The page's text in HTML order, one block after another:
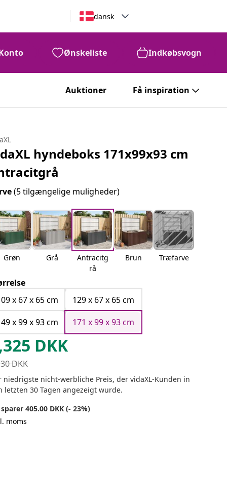
dansk
Ønskeliste Indkøbsvogn
Auktioner Få inspiration
hyndeboks 171x99x93 cm
(5 tilgængelige muligheder)
Grøn Grå
Antracitg
rå
Brun Træfarve
x 67 x 65 cm
129 x 67 x 65 cm
x 99 x 93 cm
171 x 99 x 93 cm
DKK
DKK
niedrigste nicht-werbliche Preis, der vidaXL-Kunden in
letzten 30 Tagen angezeigt wurde.
405.00 DKK (- 23%)
moms